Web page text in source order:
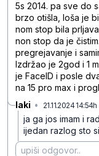
5s 2014. pa sve do
brzo otišla, loša je
nom stop bila
non stop da je
pregrejavanje i
Izdržao je 2god i 1
je FaceID i posle
na 15 pro max i
laki • 21.11.2024 14:54h
ja ga jos imam i
ijedan razlog sto